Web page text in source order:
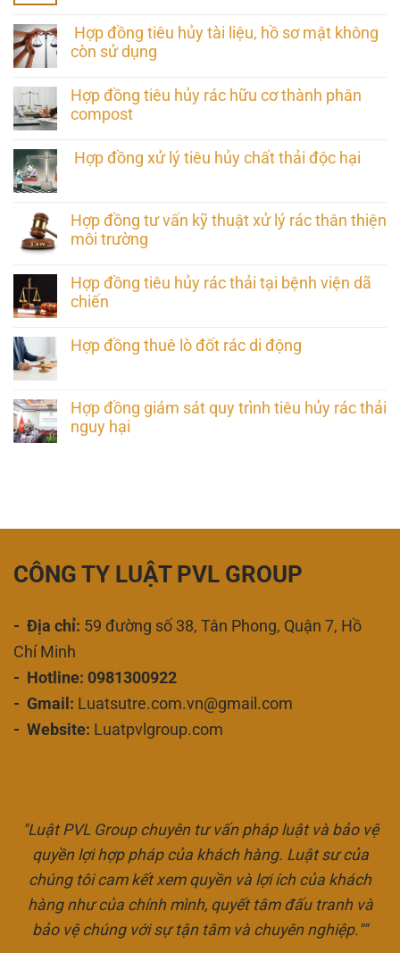
Hợp đồng tiêu hủy tài liệu, hồ sơ mật không
còn sử dụng
Hợp đồng tiêu hủy rác hữu cơ thành phân
compost
Hợp đồng xử lý tiêu hủy chất thải độc hại
Hợp đồng tư vấn kỹ thuật xử lý rác thân thiện
môi trường
Hợp đồng tiêu hủy rác thải tại bệnh viện dã
chiến
Hợp đồng thuê lò đốt rác di động
Hợp đồng giám sát quy trình tiêu hủy rác thải
nguy hại
CÔNG TY LUẬT PVL GROUP
- Địa chỉ: 59 đường số 38, Tân Phong, Quận 7, Hồ
Chí Minh
- Hotline: 0981300922
- Gmail: Luatsutre.com.vn@gmail.com
- Website: Luatpvlgroup.com
"Luật PVL Group chuyên tư vấn pháp luật và bảo vệ
quyền lợi hợp pháp của khách hàng. Luật sư của
chúng tôi cam kết xem quyền và lợi ích của khách
hàng như của chính mình, quyết tâm đấu tranh và
bảo vệ chúng với sự tận tâm và chuyên nghiệp.""